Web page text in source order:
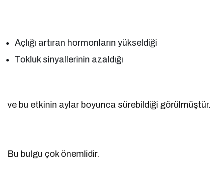
Açlığı artıran hormonların yükseldiği
Tokluk sinyallerinin azaldığı
ve bu etkinin aylar boyunca sürebildiği görülmüştür.
Bu bulgu çok önemlidir.